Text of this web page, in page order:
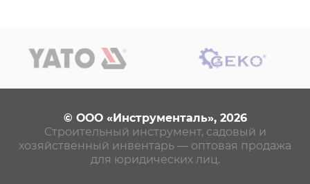
© ООО «Инструменталь», 2026
Строительный инструмент, садовый и
хозяйственный инвентарь — оптовая продажа
для юридических лиц.